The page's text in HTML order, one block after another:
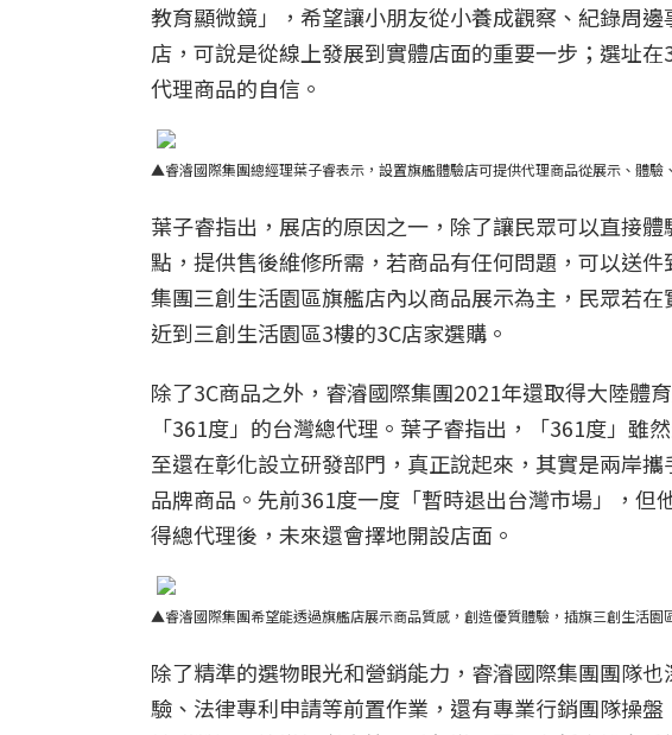
教育顯微鏡」，希望讓小朋友從小養成觀察、紀錄周
店，可說是從線上發展到實體店面的重要一步；選址
代理商品的自信。
▲睿濬國際集團總經理葉子睿表示，設置旗艦體驗店可提供代理商品從展示、體驗
葉子睿指出，展店的原因之一，除了讓民眾可以直接
點，提供售後維修所需，若商品有任何問題，可以送
集團三創生活園區旗艦店內以商品展示為主，民眾若
近到三創生活園區3樓的3C店家選購。
除了3C商品之外，睿濬國際集團2021年還取得大陸體
「361度」的台灣總代理。葉子睿指出，「361度」
至還在彰化設立研發部門，真正說起來，其實是兩岸
品牌商品。先前361度一度「暫時退出台灣市場」，
得總代理後，未來還會擇地開設店面。
▲睿濬國際集團希望能透過旗艦店展示商品質感，創造優質體驗，插旗三創生活園
除了精準的選物眼光和營銷能力，睿濬國際集團團隊
驗、法律專利申請等前置作業，還有專業行銷團隊操